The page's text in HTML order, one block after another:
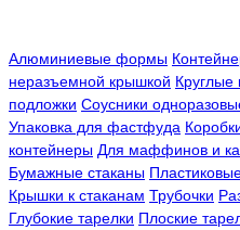
Алюминиевые формы
неразъемной крышкой Круглые
подложки Соусники
Упаковка для фастфуда
контейнеры Для маффинов и
Бумажные стаканы
Крышки к стаканам Трубочки
Глубокие тарелки Плоские